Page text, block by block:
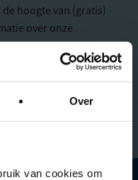
Over
van cookies om
hoogte van (gratis)
over onze